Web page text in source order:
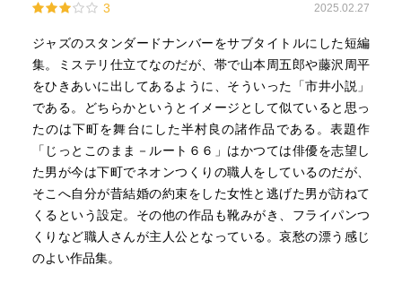
3 2025.02.27
ジャズのスタンダードナンバーをサブタイトルにした短編
集。ミステリ仕立てなのだが、帯で山本周五郎や藤沢周平
をひきあいに出してあるように、そういった「市井小説」
である。どちらかというとイメージとして似ていると思っ
たのは下町を舞台にした半村良の諸作品である。表題作
「じっとこのまま－ルート６６」はかつては俳優を志望し
た男が今は下町でネオンつくりの職人をしているのだが、
そこへ自分が昔結婚の約束をした女性と逃げた男が訪ねて
くるという設定。その他の作品も靴みがき、フライパンつ
くりなど職人さんが主人公となっている。哀愁の漂う感じ
のよい作品集。